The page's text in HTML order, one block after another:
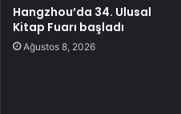
Hangzhou’da 34. Ulusal
Kitap Fuarı başladı
Ağustos 8, 2026